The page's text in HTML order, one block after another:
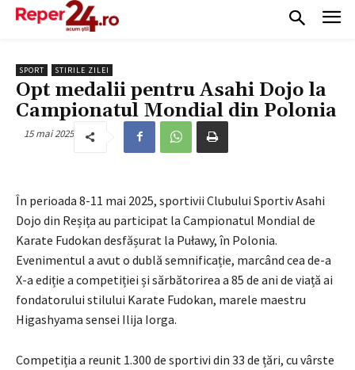
SPORT STIRILE ZILEI
Opt medalii pentru Asahi Dojo la
Campionatul Mondial din Polonia
15 mai 2025
În perioada 8-11 mai 2025, sportivii Clubului Sportiv Asahi
Dojo din Reșița au participat la Campionatul Mondial de
Karate Fudokan desfășurat la Puławy, în Polonia.
Evenimentul a avut o dublă semnificație, marcând cea de-a
X-a ediție a competiției și sărbătorirea a 85 de ani de viață ai
fondatorului stilului Karate Fudokan, marele maestru
Higashyama sensei Ilija Iorga.
Competiția a reunit 1.300 de sportivi din 33 de țări, cu vârste